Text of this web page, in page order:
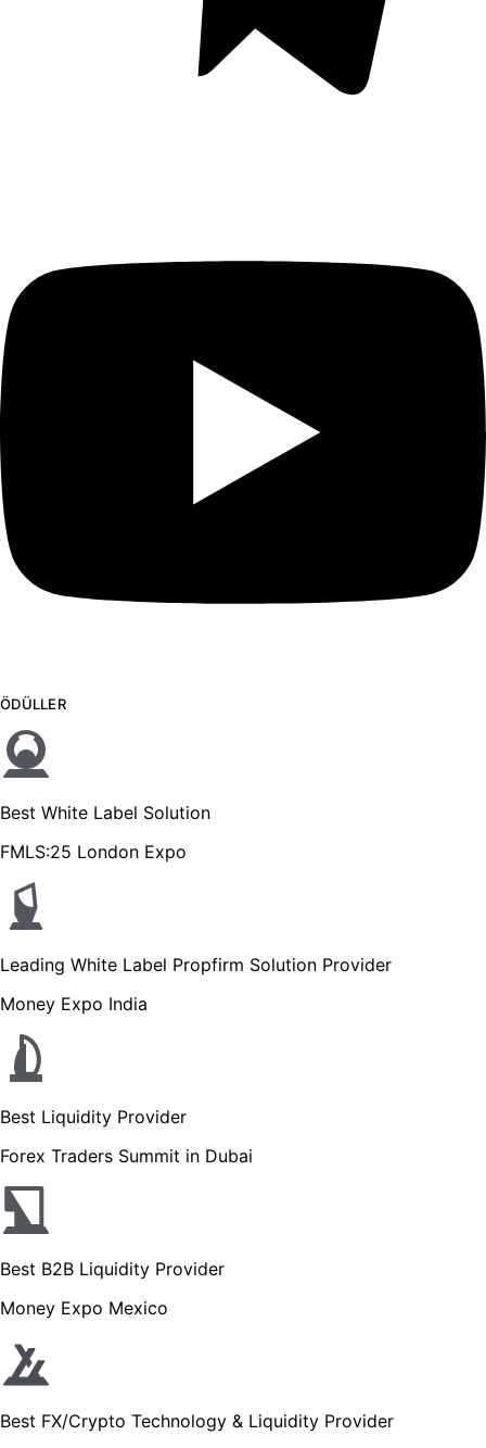
ÖDÜLLER
Best White Label Solution
FMLS:25 London Expo
Leading White Label Propfirm Solution Provider
Money Expo India
Best Liquidity Provider
Forex Traders Summit in Dubai
Best B2B Liquidity Provider
Money Expo Mexico
Best FX/Crypto Technology & Liquidity Provider